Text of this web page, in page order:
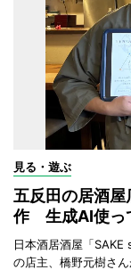
見る・遊ぶ
五反田の居酒
作 生成AI使っ
日本酒居酒屋「SAKE
の店主、橋野元樹さ